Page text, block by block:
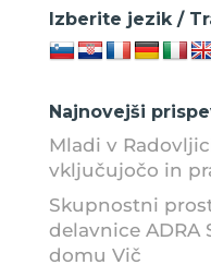
Izberite jezik /
Najnovejši
Mladi v
vključujočo in
Skupnostni
delavnice ADRA
domu Vič